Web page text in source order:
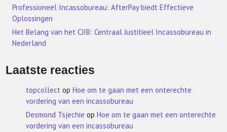
Professioneel Incassobureau: AfterPay biedt Effectieve
Oplossingen
Het Belang van het CJIB: Centraal Justitieel Incassobureau in
Nederland
Laatste reacties
topcollect opHoe om te gaan met een onterechte
vordering van een incassobureau
Desmond Tsjechie opHoe om te gaan met een onterechte
vordering van een incassobureau